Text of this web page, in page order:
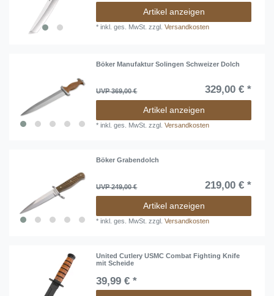
Artikel anzeigen
*inkl. ges. MwSt. zzgl.Versandkosten
Böker Manufaktur Solingen Schweizer Dolch
UVP 369,00 € 329,00 € *
Artikel anzeigen
*inkl. ges. MwSt. zzgl.Versandkosten
Böker Grabendolch
UVP 249,00 € 219,00 € *
Artikel anzeigen
*inkl. ges. MwSt. zzgl.Versandkosten
United Cutlery USMC Combat Fighting Knife
mit Scheide
39,99 € *